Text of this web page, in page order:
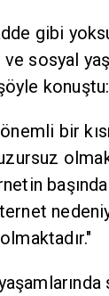
gibi
ve sosyal
konuştu:
bir